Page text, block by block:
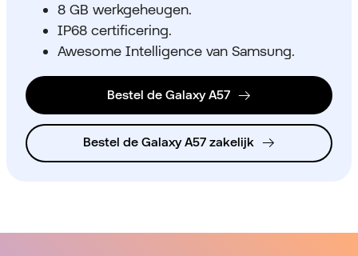
8 GB werkgeheugen.
IP68 certificering.
Awesome Intelligence van Samsung.
Bestel de Galaxy A57
Bestel de Galaxy A57 zakelijk